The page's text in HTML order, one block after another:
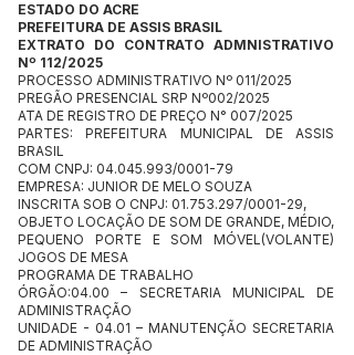
ESTADO DO ACRE
PREFEITURA DE ASSIS BRASIL
EXTRATO DO CONTRATO ADMNISTRATIVO
Nº 112/2025
PROCESSO ADMINISTRATIVO Nº 011/2025
PREGÃO PRESENCIAL SRP Nº002/2025
ATA DE REGISTRO DE PREÇO N° 007/2025
PARTES: PREFEITURA MUNICIPAL DE ASSIS
BRASIL
COM CNPJ: 04.045.993/0001-79
EMPRESA: JUNIOR DE MELO SOUZA
INSCRITA SOB O CNPJ: 01.753.297/0001-29,
OBJETO LOCAÇÃO DE SOM DE GRANDE, MÉDIO,
PEQUENO PORTE E SOM MÓVEL(VOLANTE)
JOGOS DE MESA
PROGRAMA DE TRABALHO
ÓRGÃO:04.00 – SECRETARIA MUNICIPAL DE
ADMINISTRAÇÃO
UNIDADE - 04.01 – MANUTENÇÃO SECRETARIA
DE ADMINISTRAÇÃO